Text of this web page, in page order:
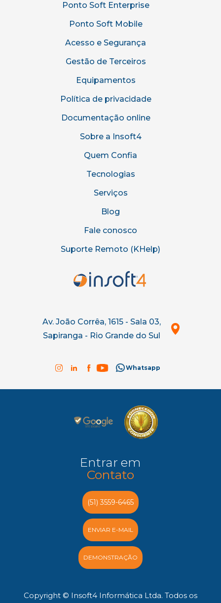
Ponto Soft Enterprise
Ponto Soft Mobile
Acesso e Segurança
Gestão de Terceiros
Equipamentos
Política de privacidade
Documentação online
Sobre a Insoft4
Quem Confia
Tecnologias
Serviços
Blog
Fale conosco
Suporte Remoto (KHelp)
Av. João Corrêa, 1615 - Sala 03,
Sapiranga - Rio Grande do Sul
Whatsapp
Entrar em
Contato
(51) 3559-6465
ENVIAR E-MAIL
DEMONSTRAÇÃO
Copyright © Insoft4 Informática Ltda. Todos os